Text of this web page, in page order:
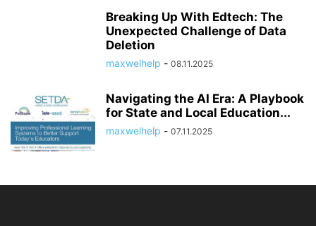
Breaking Up With Edtech: The
Unexpected Challenge of Data
Deletion
maxwelhelp - 08.11.2025
Navigating the AI Era: A Playbook
for State and Local Education...
maxwelhelp - 07.11.2025